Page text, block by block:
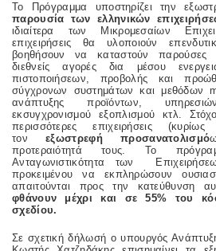
Το Πρόγραμμα υποστηρίζει την
παρουσία των ελληνικών
ιδιαίτερα των Μικρομεσαίων
επιχειρήσεις θα υλοποιούν
βοηθήσουν να καταστούν παρούσες
διεθνείς αγορές δια μέσου
πιστοποιήσεων, προβολής και
σύγχρονων συστημάτων και μεθόδων
ανάπτυξης προϊόντων,
εκσυγχρονισμού εξοπλισμού κτλ.
περισσότερες επιχειρήσεις
τονεξωστρεφή προσανατολισμό
προτεραιότητά τους. Το
Ανταγωνιστικότητα των
προκειμένου να εκπληρώσουν
απαιτούνται προς την κατεύθυνση
φθάνουν μέχρι και σε 55% του
σχεδίου.
Σε σχετική δήλωσή ο υπουργός